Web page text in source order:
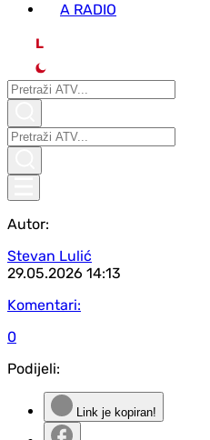
A RADIO
L
Autor:
Stevan Lulić
29.05.2026 14:13
Komentari:
0
Podijeli:
Link je kopiran!